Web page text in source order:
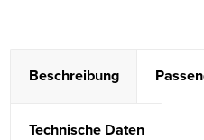
Beschreibung
Technische Daten